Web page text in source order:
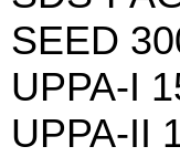
SEED
UPPA-I
UPPA-II